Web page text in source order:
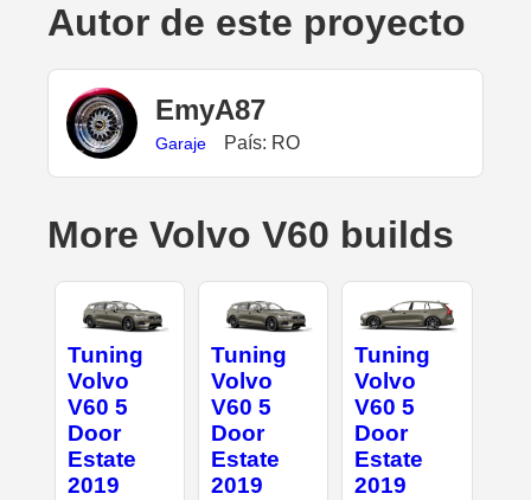
Autor de este proyecto
EmyA87
Garaje País: RO
More Volvo V60 builds
Tuning
Volvo
V60 5
Door
Estate
2019
Tuning
Volvo
V60 5
Door
Estate
2019
Tuning
Volvo
V60 5
Door
Estate
2019